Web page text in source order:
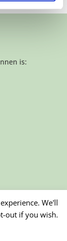
is:
We'll
out if you wish.